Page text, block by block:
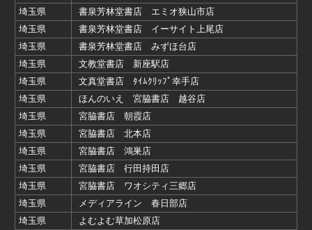
埼玉県
書泉芳林堂書店 エミオ狭山市店
埼玉県
書泉芳林堂書店 イーサイト上尾店
埼玉県
書泉芳林堂書店 みずほ台店
埼玉県
文教堂書店 新座駅店
埼玉県
文真堂書店 ﾀｲﾑｸﾘｯﾌﾟ幸手店
埼玉県
ほんのいえ 宮脇書店 越谷店
埼玉県
宮脇書店 朝霞店
埼玉県
宮脇書店 北本店
埼玉県
宮脇書店 鴻巣店
埼玉県
宮脇書店 行田持田店
埼玉県
宮脇書店 ワオシティ三郷店
埼玉県
メディアライン 春日部店
埼玉県
よむよむ草加松原店